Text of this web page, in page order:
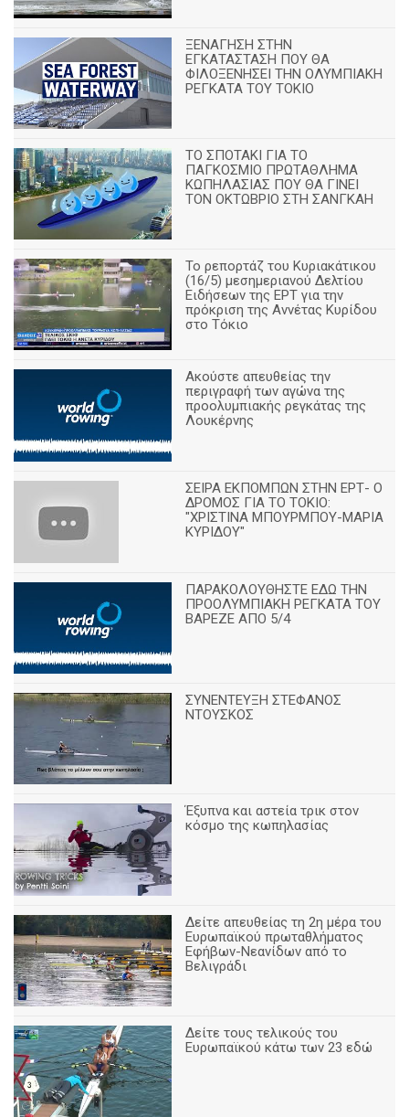
ΞΕΝΑΓΗΣΗ ΣΤΗΝ
ΕΓΚΑΤΑΣΤΑΣΗ ΠΟΥ ΘΑ
ΦΙΛΟΞΕΝΗΣΕΙ ΤΗΝ ΟΛΥΜΠΙΑΚΗ
ΡΕΓΚΑΤΑ ΤΟΥ ΤΟΚΙΟ
ΤΟ ΣΠΟΤΑΚΙ ΓΙΑ ΤΟ
ΠΑΓΚΟΣΜΙΟ ΠΡΩΤΑΘΛΗΜΑ
ΚΩΠΗΛΑΣΙΑΣ ΠΟΥ ΘΑ ΓΙΝΕΙ
ΤΟΝ ΟΚΤΩΒΡΙΟ ΣΤΗ ΣΑΝΓΚΑΗ
Το ρεπορτάζ του Κυριακάτικου
(16/5) μεσημεριανού Δελτίου
Ειδήσεων της ΕΡΤ για την
πρόκριση της Αννέτας Κυρίδου
στο Τόκιο
Ακούστε απευθείας την
περιγραφή των αγώνα της
προολυμπιακής ρεγκάτας της
Λουκέρνης
ΣΕΙΡΑ ΕΚΠΟΜΠΩΝ ΣΤΗΝ ΕΡΤ- Ο
ΔΡΟΜΟΣ ΓΙΑ ΤΟ ΤΟΚΙΟ:
"ΧΡΙΣΤΙΝΑ ΜΠΟΥΡΜΠΟΥ-ΜΑΡΙΑ
ΚΥΡΙΔΟΥ"
ΠΑΡΑΚΟΛΟΥΘΗΣΤΕ ΕΔΩ ΤΗΝ
ΠΡΟΟΛΥΜΠΙΑΚΗ ΡΕΓΚΑΤΑ ΤΟΥ
ΒΑΡΕΖΕ ΑΠΟ 5/4
ΣΥΝΕΝΤΕΥΞΗ ΣΤΕΦΑΝΟΣ
ΝΤΟΥΣΚΟΣ
Έξυπνα και αστεία τρικ στον
κόσμο της κωπηλασίας
Δείτε απευθείας τη 2η μέρα του
Ευρωπαϊκού πρωταθλήματος
Εφήβων-Νεανίδων από το
Βελιγράδι
Δείτε τους τελικούς του
Ευρωπαϊκού κάτω των 23 εδώ